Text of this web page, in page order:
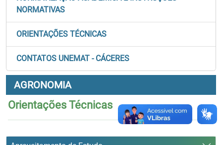
NORMATIVAS
ORIENTAÇÕES TÉCNICAS
CONTATOS UNEMAT - CÁCERES
AGRONOMIA
Orientações Técnicas